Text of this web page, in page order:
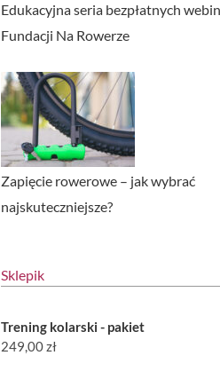
Edukacyjna seria bezpłatnych
Fundacji Na Rowerze
Zapięcie rowerowe – jak wybrać
najskuteczniejsze?
Sklepik
Trening kolarski - pakiet
249,00zł